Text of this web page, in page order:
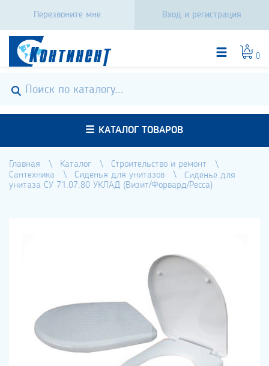
Перезвоните мне Вход и регистрация
0
КАТАЛОГ ТОВАРОВ
Главная Каталог
Строительство и ремонт
Сантехника
Сиденья для унитазов
Сиденье для
унитаза СУ 71.07.80 УКЛАД (Визит/Форвард/Ресса)